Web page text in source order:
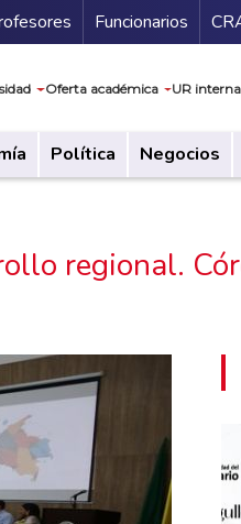
Funcionarios
Oferta académica UR
Política Negocios
regional.